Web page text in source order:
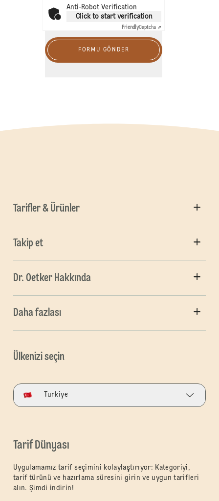
Anti-Robot Verification
Click to start verification
FriendlyCaptcha ⇗
FORMU GÖNDER
Tarifler & Ürünler
Takip et
Dr. Oetker Hakkında
Daha fazlası
Ülkenizi seçin
Turkiye
Tarif Dünyası
Uygulamamız tarif seçimini kolaylaştırıyor: Kategoriyi,
tarif türünü ve hazırlama süresini girin ve uygun tarifleri
alın. Şimdi indirin!